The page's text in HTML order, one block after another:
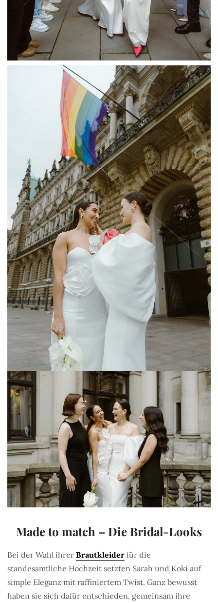
Made to match – Die Bridal-Looks
Bei der Wahl ihrer Brautkleider für die
standesamtliche Hochzeit setzten Sarah und Koki auf
simple Eleganz mit raffiniertem Twist. Ganz bewusst
haben sie sich dafür entschieden, gemeinsam ihre